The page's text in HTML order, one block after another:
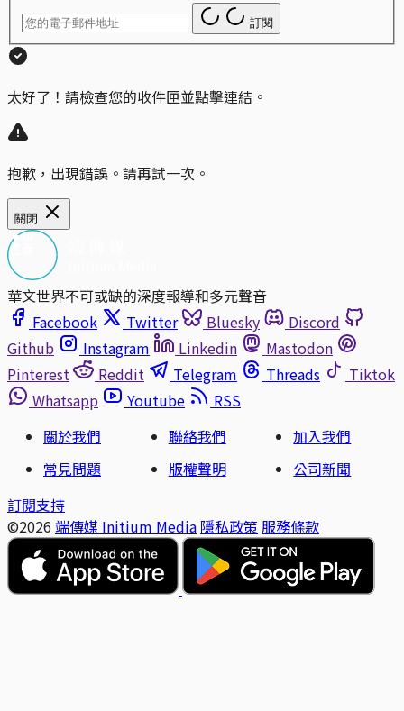
訂閱
太好了！請檢查您的收件匣並點擊連結。
抱歉，出現錯誤。請再試一次。
關閉
華文世界不可或缺的深度報導和多元聲音
Facebook
Twitter Bluesky
Discord
Github
Instagram Linkedin
Mastodon
Pinterest
Reddit Telegram Threads
Tiktok
Whatsapp
Youtube
RSS
關於我們
聯絡我們
加入我們
常見問題
版權聲明
公司新聞
訂閱支持
©2026 端傳媒 Initium Media 隱私政策 服務條款